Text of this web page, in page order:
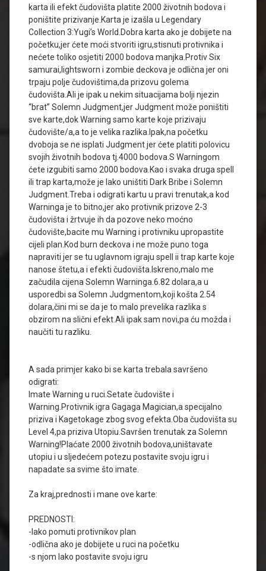
karta ili efekt čudovišta platite 2000 životnih bodova i
poništite prizivanje.Karta je izašla u Legendary
Collection 3:Yugi’s World.Dobra karta ako je dobijete na
početku,jer ćete moći stvoriti igru,stisnuti protivnika i
nećete toliko osjetiti 2000 bodova manjka.Protiv Six
samurai,lightsworn i zombie deckova je odlična jer oni
trpaju polje čudovištima,da prizovu golema
čudovišta.Ali je ipak u nekim situacijama bolji njezin
“brat” Solemn Judgment,jer Judgment može poništiti
sve karte,dok Warning samo karte koje prizivaju
čudovište/a,a to je velika razlika.Ipak,na početku
dvoboja se ne isplati Judgment jer ćete platiti polovicu
svojih životnih bodova tj.4000 bodova.S Warningom
ćete izgubiti samo 2000 bodova.Kao i svaka druga spell
ili trap karta,može je lako uništiti Dark Bribe i Solemn
Judgment.Treba i odigrati kartu u pravi trenutak,a kod
Warninga je to bitno,jer ako protivnik prizove 2-3
čudovišta i žrtvuje ih da pozove neko moćno
čudovište,bacite mu Warning i protivniku upropastite
cijeli plan.Kod burn deckova i ne može puno toga
napraviti jer se tu uglavnom igraju spell ii trap karte koje
nanose štetu,a i efekti čudovišta.Iskreno,malo me
začudila cijena Solemn Warninga.6.82 dolara,a u
usporedbi sa Solemn Judgmentom,koji košta 2.54
dolara,čini mi se da je to malo prevelika razlika s
obzirom na slični efekt.Ali ipak sam novi,pa ću možda i
naučiti tu razliku.
A sada primjer kako bi se karta trebala savršeno
odigrati:
Imate Warning u ruci.Setate čudovište i
Warning.Protivnik igra Gagaga Magician,a specijalno
priziva i Kagetokage zbog svog efekta.Oba čudovišta su
Level 4,pa priziva Utopiu.Savršen trenutak za Solemn
Warning!Plaćate 2000 životnih bodova,uništavate
utopiu i u sljedećem potezu postavite svoju igru i
napadate sa svime što imate.
Za kraj,prednosti i mane ove karte:
PREDNOSTI:
-lako pomuti protivnikov plan
-odlična ako je dobijete u ruci na početku
-s njom lako postavite svoju igru